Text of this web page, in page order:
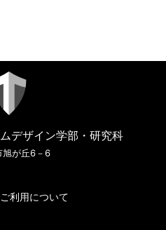
デザイン学部・研究科
が丘6－6
利用について